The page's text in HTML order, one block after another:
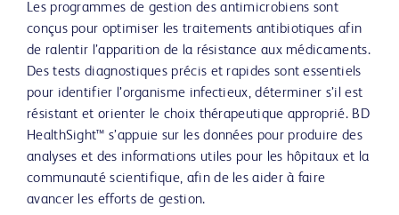
Les programmes de gestion des antimicrobiens sont
conçus pour optimiser les traitements antibiotiques afin
de ralentir l’apparition de la résistance aux médicaments.
Des tests diagnostiques précis et rapides sont essentiels
pour identifier l’organisme infectieux, déterminer s’il est
résistant et orienter le choix thérapeutique approprié. BD
HealthSight™ s’appuie sur les données pour produire des
analyses et des informations utiles pour les hôpitaux et la
communauté scientifique, afin de les aider à faire
avancer les efforts de gestion.